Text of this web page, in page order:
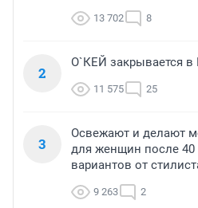
13 702 8
2
О`КЕЙ закрывается в
11 575 25
3
Освежают и делают
для женщин после
вариантов от
9 263 2